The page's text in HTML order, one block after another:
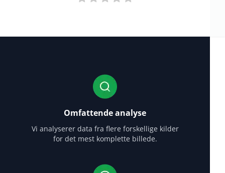
Omfattende analyse
Vi analyserer data fra flere forskellige kilder
for det mest komplette billede.